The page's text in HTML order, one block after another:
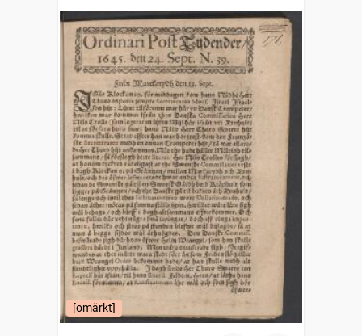
[omärkt]